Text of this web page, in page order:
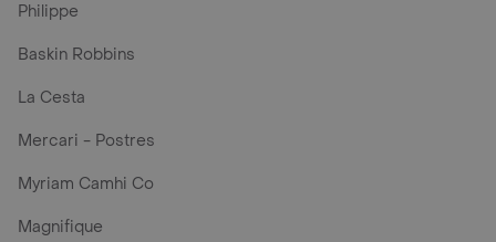
Philippe
Baskin Robbins
La Cesta
Mercari - Postres
Myriam Camhi Co
Magnifique